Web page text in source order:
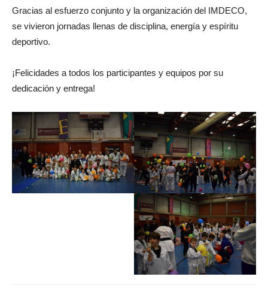
Gracias al esfuerzo conjunto y la organización del IMDECO,
se vivieron jornadas llenas de disciplina, energía y espíritu
deportivo.
¡Felicidades a todos los participantes y equipos por su
dedicación y entrega!